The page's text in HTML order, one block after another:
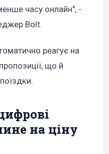
часу онлайн", -
Bolt.
реагує на
що й
на ціну